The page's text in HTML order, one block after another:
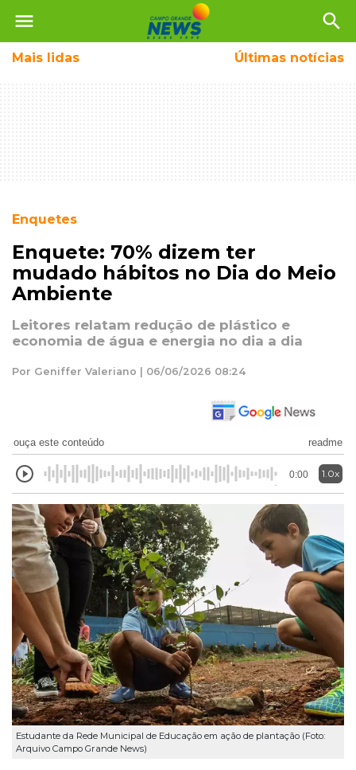
menu search
Mais lidas Últimas notícias
Enquetes
Enquete: 70% dizem ter
mudado hábitos no Dia do Meio
Ambiente
Leitores relatam redução de plástico e
economia de água e energia no dia a dia
Por Geniffer Valeriano | 06/06/2026 08:24
ouça este conteúdo readme
0:00 1.0x
Estudante da Rede Municipal de Educação em ação de plantação (Foto:
Arquivo Campo Grande News)